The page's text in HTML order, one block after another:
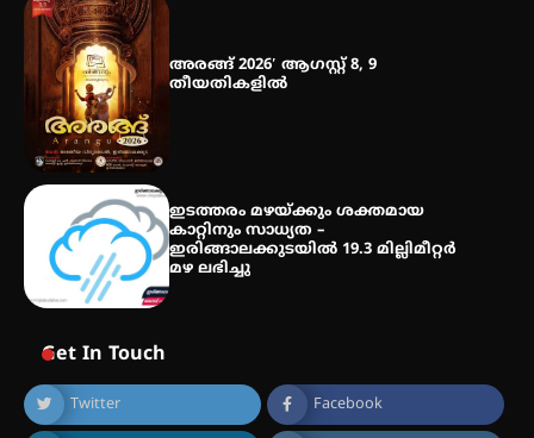
അരങ്ങ് 2026′ ആഗസ്റ്റ് 8, 9
തീയതികളിൽ
ഇടത്തരം മഴയ്ക്കും ശക്തമായ
കാറ്റിനും സാധ്യത –
ഇരിങ്ങാലക്കുടയിൽ 19.3 മില്ലിമീറ്റർ
മഴ ലഭിച്ചു
Get In Touch
Twitter Facebook